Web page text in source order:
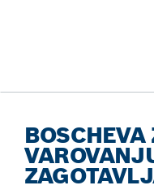
BOSCHEVA